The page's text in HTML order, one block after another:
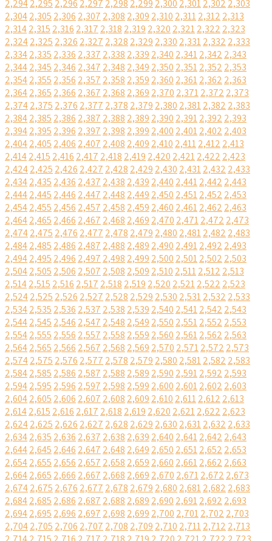
2,2942,295 2,296 2,297 2,298 2,299 2,300 2,3012,302 2,303
2,3042,305 2,306 2,307 2,308 2,309 2,310 2,3112,312 2,313
2,3142,315 2,316 2,317 2,318 2,319 2,320 2,3212,322 2,323
2,3242,325 2,326 2,327 2,328 2,329 2,330 2,3312,332 2,333
2,3342,335 2,336 2,337 2,338 2,339 2,340 2,3412,342 2,343
2,3442,345 2,346 2,347 2,348 2,349 2,350 2,3512,352 2,353
2,3542,355 2,356 2,357 2,358 2,359 2,360 2,3612,362 2,363
2,3642,365 2,366 2,367 2,368 2,369 2,370 2,3712,372 2,373
2,3742,375 2,376 2,377 2,378 2,379 2,380 2,3812,382 2,383
2,3842,385 2,386 2,387 2,388 2,389 2,390 2,3912,392 2,393
2,3942,395 2,396 2,397 2,398 2,399 2,400 2,4012,402 2,403
2,4042,405 2,406 2,407 2,408 2,409 2,410 2,4112,412 2,413
2,4142,415 2,416 2,417 2,418 2,419 2,420 2,4212,422 2,423
2,4242,425 2,426 2,427 2,428 2,429 2,430 2,4312,432 2,433
2,4342,435 2,436 2,437 2,438 2,439 2,440 2,4412,442 2,443
2,4442,445 2,446 2,447 2,448 2,449 2,450 2,4512,452 2,453
2,4542,455 2,456 2,457 2,458 2,459 2,460 2,4612,462 2,463
2,4642,465 2,466 2,467 2,468 2,469 2,470 2,4712,472 2,473
2,4742,475 2,476 2,477 2,478 2,479 2,480 2,4812,482 2,483
2,4842,485 2,486 2,487 2,488 2,489 2,490 2,4912,492 2,493
2,4942,495 2,496 2,497 2,498 2,499 2,500 2,5012,502 2,503
2,5042,505 2,506 2,507 2,508 2,509 2,510 2,5112,512 2,513
2,5142,515 2,516 2,517 2,518 2,519 2,520 2,5212,522 2,523
2,5242,525 2,526 2,527 2,528 2,529 2,530 2,5312,532 2,533
2,5342,535 2,536 2,537 2,538 2,539 2,540 2,5412,542 2,543
2,5442,545 2,546 2,547 2,548 2,549 2,550 2,5512,552 2,553
2,5542,555 2,556 2,557 2,558 2,559 2,560 2,5612,562 2,563
2,5642,565 2,566 2,567 2,568 2,569 2,570 2,5712,572 2,573
2,5742,575 2,576 2,577 2,578 2,579 2,580 2,5812,582 2,583
2,5842,585 2,586 2,587 2,588 2,589 2,590 2,5912,592 2,593
2,5942,595 2,596 2,597 2,598 2,599 2,600 2,6012,602 2,603
2,6042,605 2,606 2,607 2,608 2,609 2,610 2,6112,612 2,613
2,6142,615 2,616 2,617 2,618 2,619 2,620 2,6212,622 2,623
2,6242,625 2,626 2,627 2,628 2,629 2,630 2,6312,632 2,633
2,6342,635 2,636 2,637 2,638 2,639 2,640 2,6412,642 2,643
2,6442,645 2,646 2,647 2,648 2,649 2,650 2,6512,652 2,653
2,6542,655 2,656 2,657 2,658 2,659 2,660 2,6612,662 2,663
2,6642,665 2,666 2,667 2,668 2,669 2,670 2,6712,672 2,673
2,6742,675 2,676 2,677 2,678 2,679 2,680 2,6812,682 2,683
2,6842,685 2,686 2,687 2,688 2,689 2,690 2,6912,692 2,693
2,6942,695 2,696 2,697 2,698 2,699 2,700 2,7012,702 2,703
2,7042,705 2,706 2,707 2,708 2,709 2,710 2,7112,712 2,713